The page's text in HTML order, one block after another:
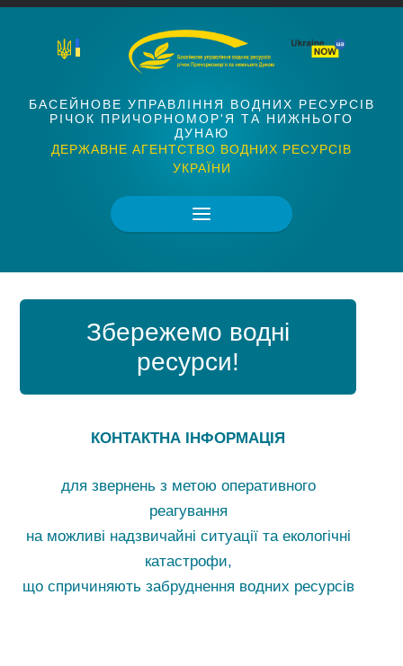
БАСЕЙНОВЕ УПРАВЛІННЯ ВОДНИХ РЕСУРСІВ
РІЧОК ПРИЧОРНОМОР'Я ТА НИЖНЬОГО
ДУНАЮ
ДЕРЖАВНЕ АГЕНТСТВО ВОДНИХ РЕСУРСІВ
УКРАЇНИ
Збережемо водні
ресурси!
КОНТАКТНА ІНФОРМАЦІЯ
для звернень з метою оперативного
реагування
на можливі надзвичайні ситуації та екологічні
катастрофи,
що спричиняють забруднення водних ресурсів